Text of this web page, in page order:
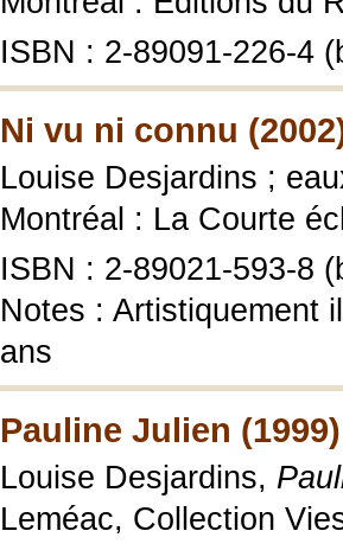
ISBN : 2-89091-226-4
Ni vu ni connu
Louise Desjardins ;
Montréal : La Courte
ISBN : 2-89021-593-8
Notes : Artistiquement
ans
Pauline Julien (1999)
Louise Desjardins,
Leméac, Collection